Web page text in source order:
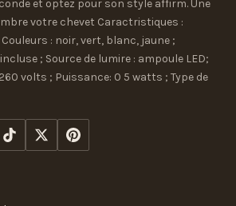
et optez pour son style affirm. Une
votre chevet Caractristiques :
: noir, vert, blanc, jaune ;
; Source de lumire : ampoule LED;
volts ; Puissance: 0 5 watts ; Type de